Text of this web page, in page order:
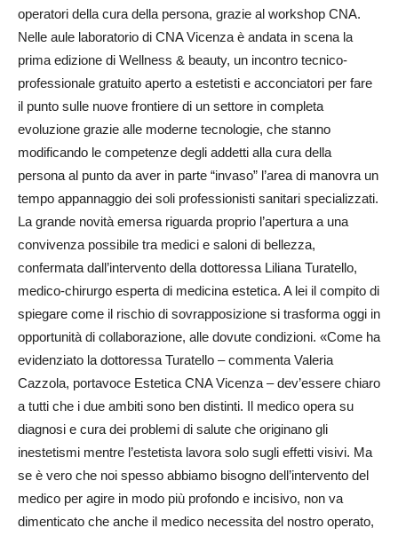
operatori della cura della persona, grazie al workshop CNA.
Nelle aule laboratorio di CNA Vicenza è andata in scena la
prima edizione di Wellness & beauty, un incontro tecnico-
professionale gratuito aperto a estetisti e acconciatori per fare
il punto sulle nuove frontiere di un settore in completa
evoluzione grazie alle moderne tecnologie, che stanno
modificando le competenze degli addetti alla cura della
persona al punto da aver in parte “invaso” l’area di manovra un
tempo appannaggio dei soli professionisti sanitari specializzati.
La grande novità emersa riguarda proprio l’apertura a una
convivenza possibile tra medici e saloni di bellezza,
confermata dall’intervento della dottoressa Liliana Turatello,
medico-chirurgo esperta di medicina estetica. A lei il compito di
spiegare come il rischio di sovrapposizione si trasforma oggi in
opportunità di collaborazione, alle dovute condizioni. «Come ha
evidenziato la dottoressa Turatello – commenta Valeria
Cazzola, portavoce Estetica CNA Vicenza – dev’essere chiaro
a tutti che i due ambiti sono ben distinti. Il medico opera su
diagnosi e cura dei problemi di salute che originano gli
inestetismi mentre l’estetista lavora solo sugli effetti visivi. Ma
se è vero che noi spesso abbiamo bisogno dell’intervento del
medico per agire in modo più profondo e incisivo, non va
dimenticato che anche il medico necessita del nostro operato,